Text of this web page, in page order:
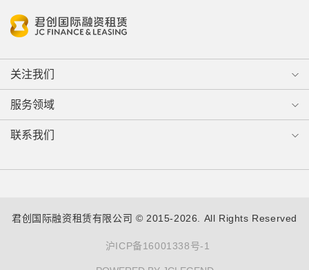
关注我们
服务领域
联系我们
君创国际融资租赁有限公司 © 2015-2026. All Rights Reserved
沪ICP备16001338号-1